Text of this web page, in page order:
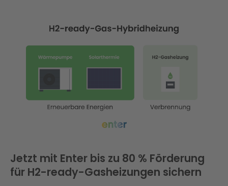
Jetzt mit Enter bis zu 80 % Förderung
für H2-ready-Gasheizungen sichern